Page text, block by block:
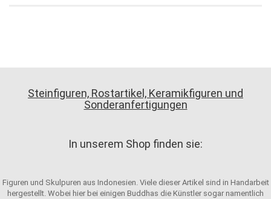
Steinfiguren, Rostartikel, Keramikfiguren und
Sonderanfertigungen
In unserem Shop finden sie:
Figuren und Skulpuren aus Indonesien. Viele dieser Artikel sind in Handarbeit
hergestellt. Wobei hier bei einigen Buddhas die Künstler sogar namentlich